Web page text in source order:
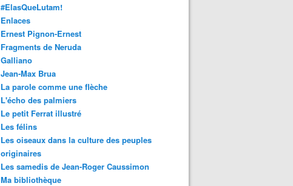
#ElasQueLutam!
Enlaces
Ernest Pignon-Ernest
Fragments de Neruda
Galliano
Jean-Max Brua
La parole comme une flèche
L'écho des palmiers
Le petit Ferrat illustré
Les félins
Les oiseaux dans la culture des peuples
originaires
Les samedis de Jean-Roger Caussimon
Ma bibliothèque